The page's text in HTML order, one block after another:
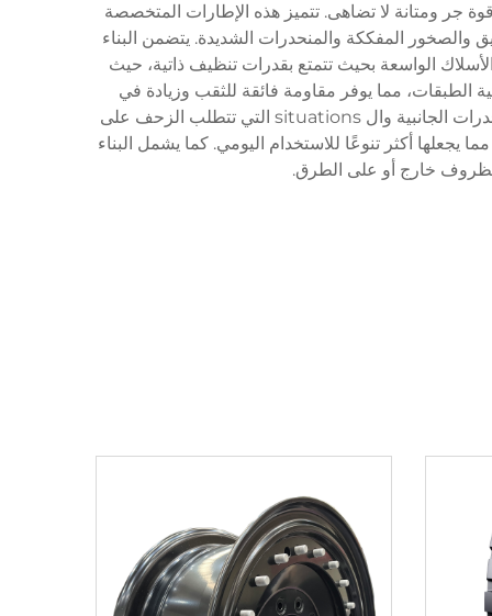
جر ومتانة لا تضاهى. تتميز هذه الإطارات المتخصصة
المفككة والمنحدرات الشديدة. يتضمن البناء
الواسعة بحيث تتمتع بقدرات تنظيف ذاتية، حيث
مما يوفر مقاومة فائقة للثقب وزيادة في
المتانة مقارنة بالإطارات العادية للتضاريس المتنوعة. يوفر التصميم الجانبي العدائي قبضة إضافية أثناء القيادة الصعبة على المنحدرات الجانبية وال situations التي تتطلب الزحف على
أكثر تنوعًا للاستخدام اليومي. كما يشمل البناء
خارج أو على الطرق.